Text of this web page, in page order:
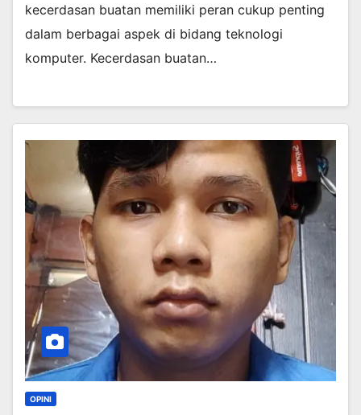
kecerdasan buatan memiliki peran cukup penting
dalam berbagai aspek di bidang teknologi
komputer. Kecerdasan buatan…
OPINI